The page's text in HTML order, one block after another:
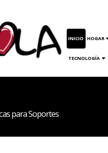
INICIO HOGAR
TECNOLOGÍA
para Soportes